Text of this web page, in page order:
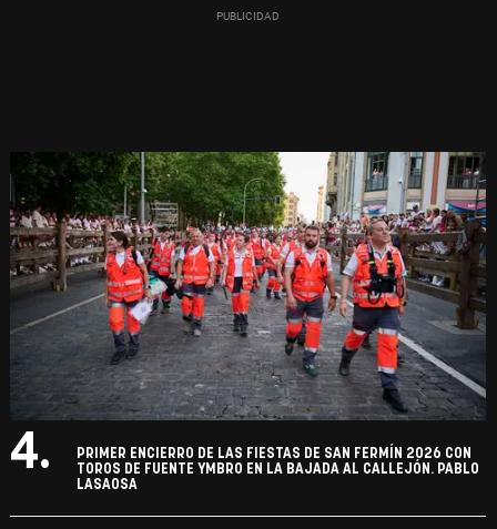
4.
PRIMER ENCIERRO DE LAS FIESTAS DE SAN FERMÍN 2026 CON
TOROS DE FUENTE YMBRO EN LA BAJADA AL CALLEJÓN. PABLO
LASAOSA